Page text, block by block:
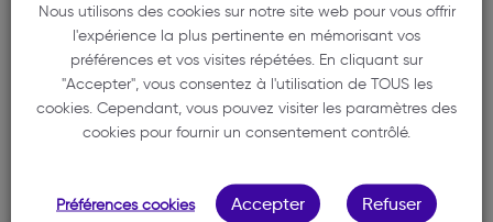
NOTRE MEMBRE
Nous utilisons des cookies sur notre site web pour vous offrir
l'expérience la plus pertinente en mémorisant vos
préférences et vos visites répétées. En cliquant sur
"Accepter", vous consentez à l'utilisation de TOUS les
cookies. Cependant, vous pouvez visiter les paramètres des
cookies pour fournir un consentement contrôlé.
Préférences cookies Accepter Refuser